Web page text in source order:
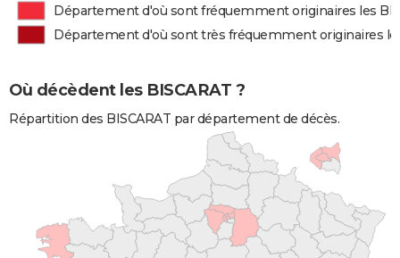
Département d'où sont fréquemment originaires les
Département d'où sont très fréquemment originaires
Où décèdent les BISCARAT ?
Répartition des BISCARAT par département de décès.